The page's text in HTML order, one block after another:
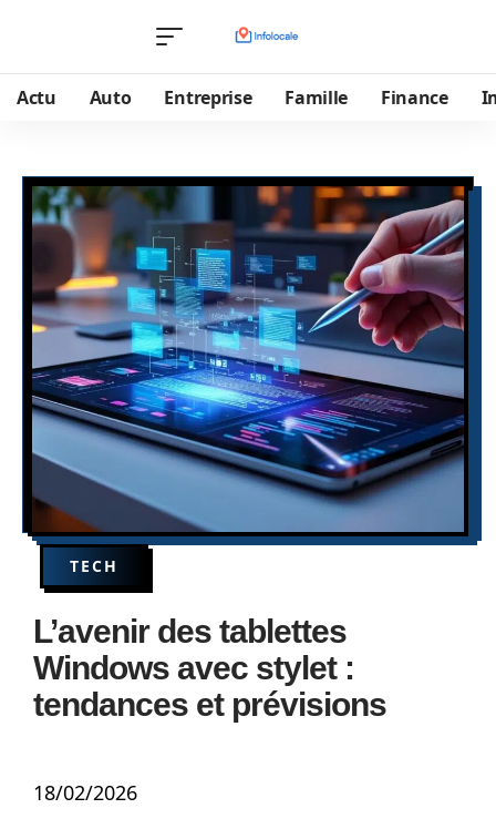
Actu Auto Entreprise Famille Finance
TECH
L’avenir des tablettes
Windows avec stylet :
tendances et prévisions
18/02/2026